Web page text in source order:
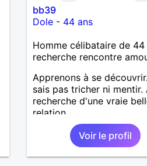
bb39
Dole - 44 ans
Homme célibataire de 44
recherche rencontre
Apprenons à se
sais pas tricher ni mentir.
recherche d'une vraie
relation
Voir le profil